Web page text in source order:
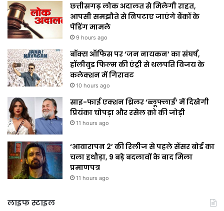
छत्तीसगढ़ लोक अदालत से मिलेगी राहत,
आपसी समझौते से निपटाए जाएंगे बैंकों के
पेंडिंग मामले
9 hours ago
बॉक्स ऑफिस पर ‘जन नायकन’ का संघर्ष,
हॉलीवुड फिल्म की एंट्री से थलपति विजय के
कलेक्शन में गिरावट
10 hours ago
साइ-फाई एक्शन थ्रिलर ‘ब्लूफ्लाई’ में दिखेगी
प्रियंका चोपड़ा और रसेल क्रो की जोड़ी
11 hours ago
‘आवारापन 2’ की रिलीज से पहले सेंसर बोर्ड का
चला हथौड़ा, 9 बड़े बदलावों के बाद मिला
प्रमाणपत्र
11 hours ago
लाइफ स्टाइल